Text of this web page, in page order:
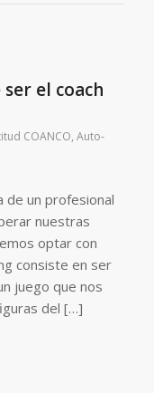
el coach
COANCO, Auto-
de un profesional
nuestras
optar con
consiste en ser
juego que nos
del […]